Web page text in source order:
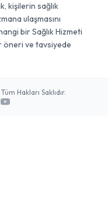
kişilerin sağlık
ulaşmasını
bir Sağlık Hizmeti
öneri ve tavsiyede
Hakları Saklıdır.